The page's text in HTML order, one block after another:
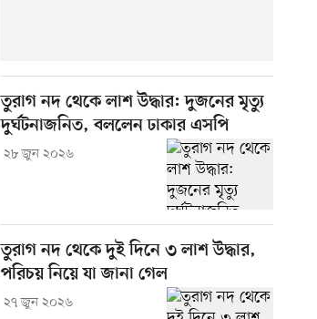
তুরাগ নদ থেকে লাশ উদ্ধার: দুজনের মৃত্যু
দুর্ঘটনাজনিত, বললেন ঢাকার এসপি
২৮ জুন ২০২৬
তুরাগ নদ থেকে দুই দিনে ৩ লাশ উদ্ধার,
পরিচয় নিয়ে যা জানা গেল
২৭ জুন ২০২৬